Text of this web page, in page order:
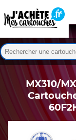
Rechercher :
Quand les
MX310/